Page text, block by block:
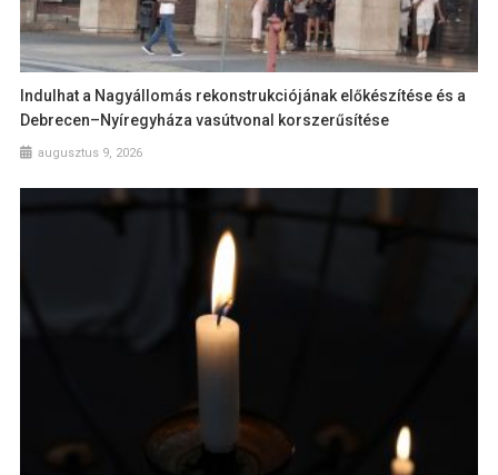
Indulhat a Nagyállomás rekonstrukciójának előkészítése és a
Debrecen–Nyíregyháza vasútvonal korszerűsítése
augusztus 9, 2026